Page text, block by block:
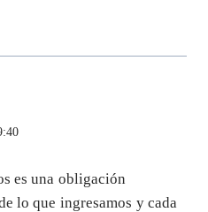
es una obligación
lo que ingresamos y cada